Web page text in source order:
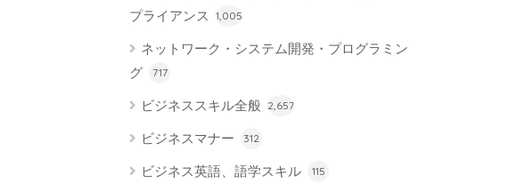
プライアンス
1,005
ネットワーク・システム開発・プログラミン
グ
717
ビジネススキル全般 2,657
ビジネスマナー 312
ビジネス英語、語学スキル 115